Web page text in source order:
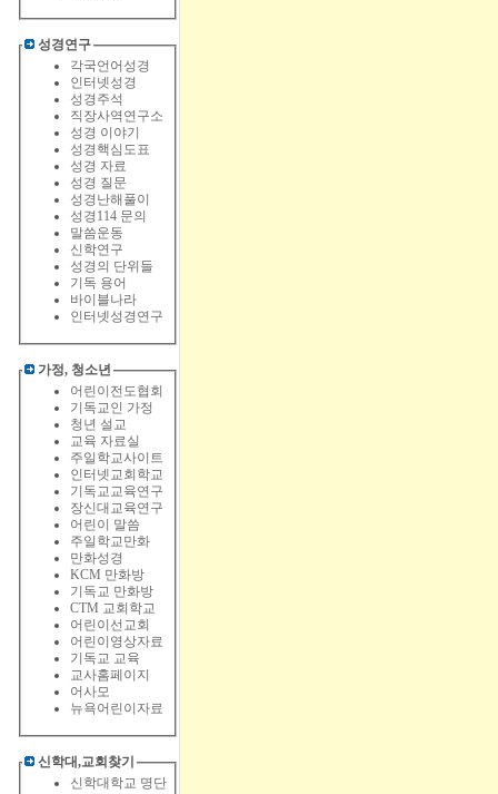
성경연구
각국언어성경
인터넷성경
성경주석
직장사역연구소
성경 이야기
성경핵심도표
성경 자료
성경 질문
성경난해풀이
성경114 문의
말씀운동
신학연구
성경의 단위들
기독 용어
바이블나라
인터넷성경연구
가정, 청소년
어린이전도협회
기독교인 가정
청년 설교
교육 자료실
주일학교사이트
인터넷교회학교
기독교교육연구
장신대교육연구
어린이 말씀
주일학교만화
만화성경
KCM 만화방
기독교 만화방
CTM 교회학교
어린이선교회
어린이영상자료
기독교 교육
교사홈페이지
어사모
뉴욕어린이자료
신학대,교회찾기
신학대학교 명단